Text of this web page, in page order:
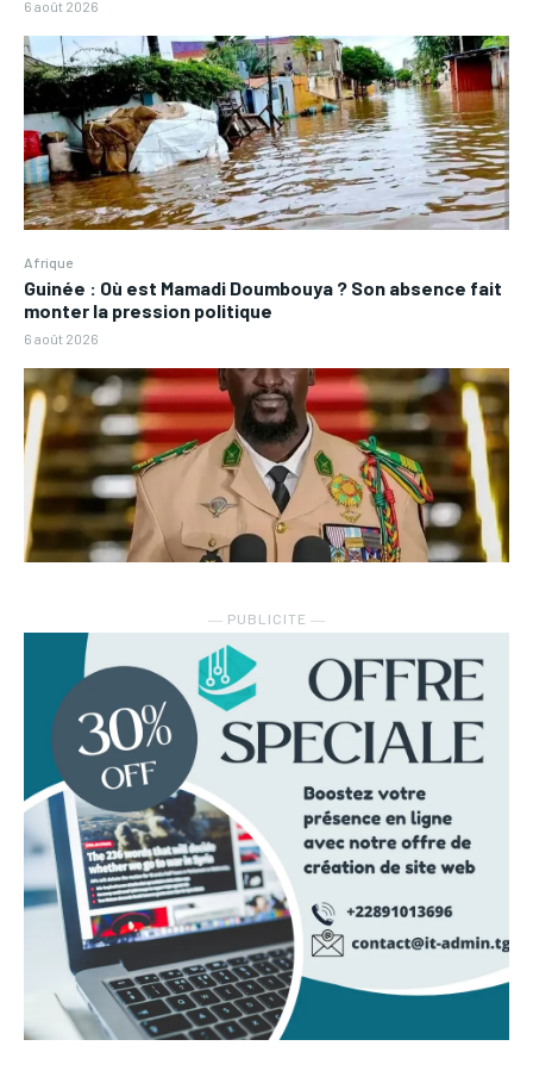
6 août 2026
Afrique
Guinée : Où est Mamadi Doumbouya ? Son absence fait
monter la pression politique
6 août 2026
― PUBLICITE ―